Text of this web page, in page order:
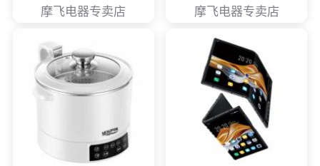
摩飞电器专卖店 摩飞电器专卖店